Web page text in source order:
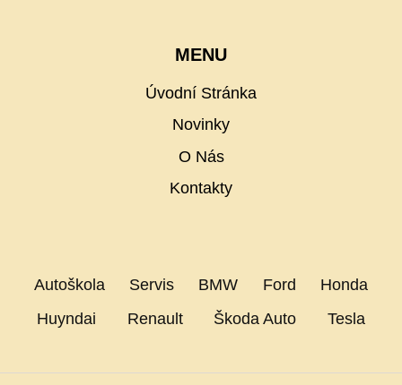
MENU
Úvodní Stránka
Novinky
O Nás
Kontakty
Autoškola Servis BMW Ford
Honda
Huyndai
Renault Škoda Auto Tesla